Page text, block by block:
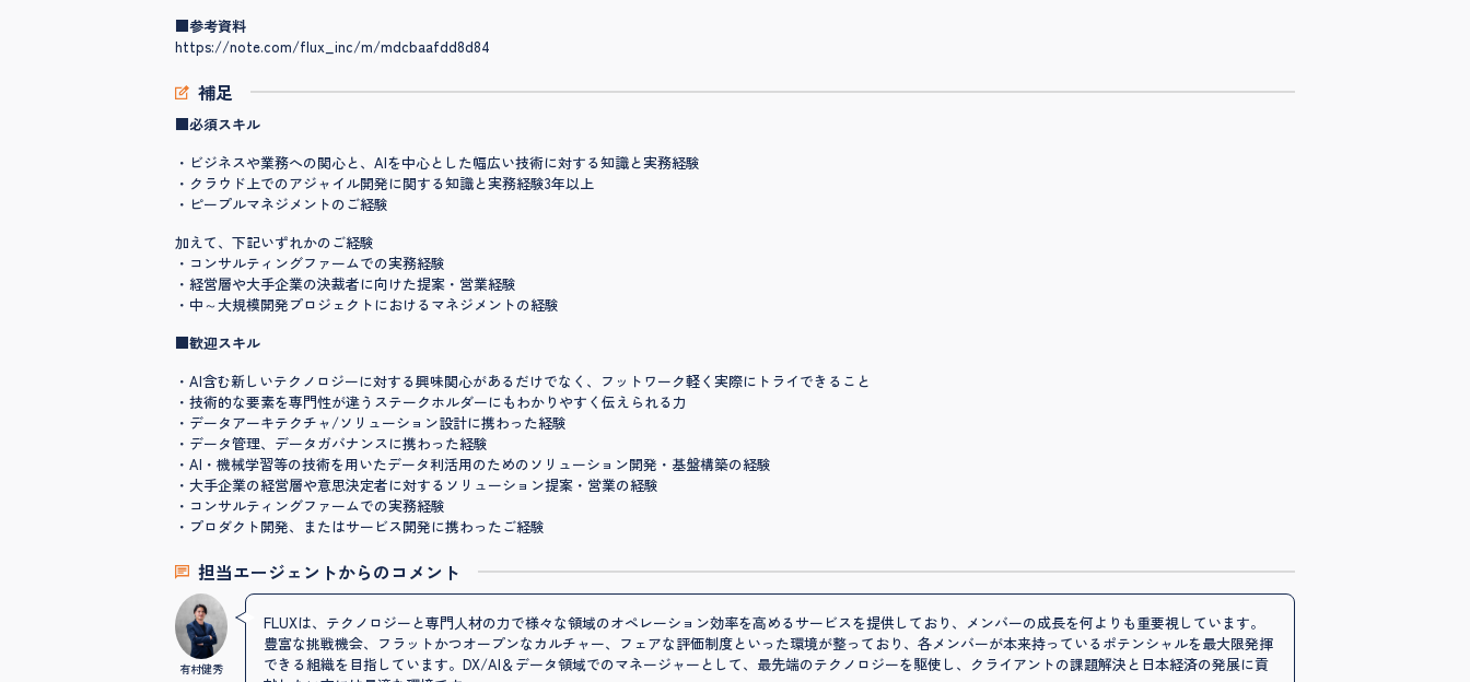
■参考資料
https://note.com/flux_inc/m/mdcbaafdd8d84
補足
■必須スキル
・ビジネスや業務への関心と、AIを中心とした幅広い技術に対する知識と実務経験
・クラウド上でのアジャイル開発に関する知識と実務経験3年以上
・ピープルマネジメントのご経験
加えて、下記いずれかのご経験
・コンサルティングファームでの実務経験
・経営層や大手企業の決裁者に向けた提案・営業経験
・中～大規模開発プロジェクトにおけるマネジメントの経験
■歓迎スキル
・AI含む新しいテクノロジーに対する興味関心があるだけでなく、フットワーク軽く実際にトライできること
・技術的な要素を専門性が違うステークホルダーにもわかりやすく伝えられる力
・データアーキテクチャ/ソリューション設計に携わった経験
・データ管理、データガバナンスに携わった経験
・AI・機械学習等の技術を用いたデータ利活用のためのソリューション開発・基盤構築の経験
・大手企業の経営層や意思決定者に対するソリューション提案・営業の経験
・コンサルティングファームでの実務経験
・プロダクト開発、またはサービス開発に携わったご経験
担当エージェントからのコメント
有村健秀
FLUXは、テクノロジーと専門人材の力で様々な領域のオペレーション効率を高めるサービスを提供しており、メンバーの成長を何よりも重要視しています。
豊富な挑戦機会、フラットかつオープンなカルチャー、フェアな評価制度といった環境が整っており、各メンバーが本来持っているポテンシャルを最大限発揮
できる組織を目指しています。DX/AI＆データ領域でのマネージャーとして、最先端のテクノロジーを駆使し、クライアントの課題解決と日本経済の発展に貢